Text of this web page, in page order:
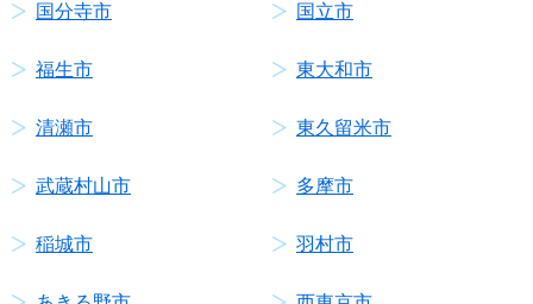
国分寺市 国立市
福生市 東大和市
清瀬市 東久留米市
武蔵村山市 多摩市
稲城市 羽村市